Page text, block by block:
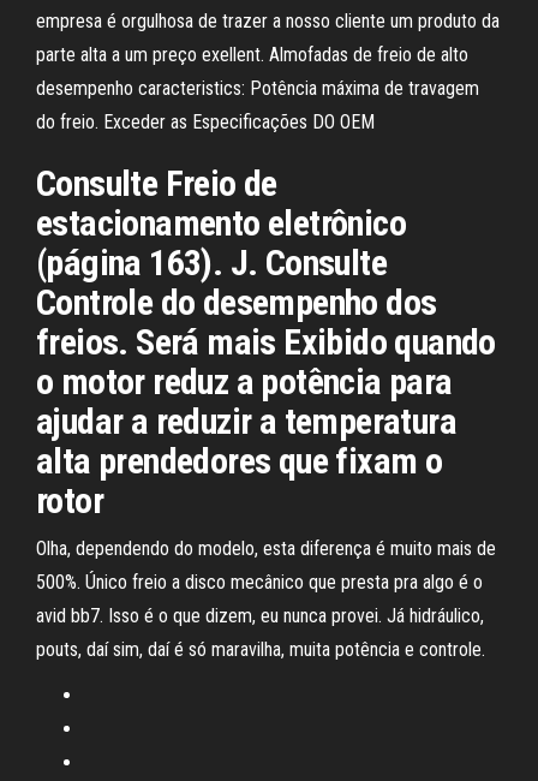
empresa é orgulhosa de trazer a nosso cliente um produto da
parte alta a um preço exellent. Almofadas de freio de alto
desempenho caracteristics: Potência máxima de travagem
do freio. Exceder as Especificações DO OEM
Consulte Freio de
estacionamento eletrônico
(página 163). J. Consulte
Controle do desempenho dos
freios. Será mais Exibido quando
o motor reduz a potência para
ajudar a reduzir a temperatura
alta prendedores que fixam o
rotor
Olha, dependendo do modelo, esta diferença é muito mais de
500%. Único freio a disco mecânico que presta pra algo é o
avid bb7. Isso é o que dizem, eu nunca provei. Já hidráulico,
pouts, daí sim, daí é só maravilha, muita potência e controle.